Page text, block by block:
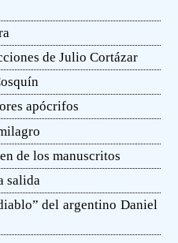
de Julio Cortázar
apócrifos
de los manuscritos
salida
del argentino Daniel